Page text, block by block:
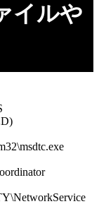
イルや